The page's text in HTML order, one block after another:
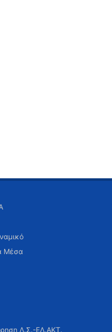
Μέσα
Λ.Σ.-ΕΛ.ΑΚΤ.